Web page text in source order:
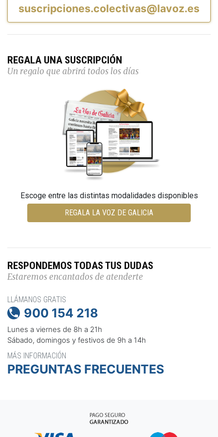
suscripciones.colectivas@lavoz.es
REGALA UNA SUSCRIPCIÓN
Un regalo que abrirá todos los días
Escoge entre las distintas modalidades disponibles
REGALA LA VOZ DE GALICIA
RESPONDEMOS TODAS TUS DUDAS
Estaremos encantados de atenderte
LLÁMANOS GRATIS
 900 154 218
Lunes a viernes de 8h a 21h
Sábado, domingos y festivos de 9h a 14h
MÁS INFORMACIÓN
PREGUNTAS FRECUENTES